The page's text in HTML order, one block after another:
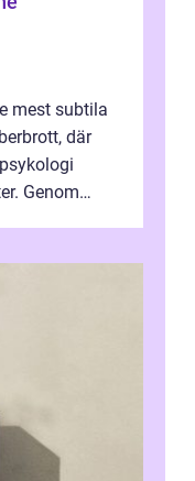
mest subtila
där
Genom